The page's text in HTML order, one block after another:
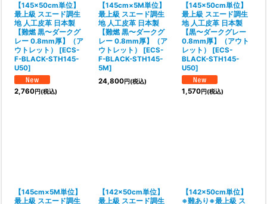
【145×50cm単位】
最上級 スエード調生
地 人工皮革 日本製
【難燃 黒〜ダークグ
レー 0.8mm厚】（ア
ウトレット）
[ECS-
F-BLACK-STH145-
U50]
2,760円(税込)
【145cm×5M単位】
最上級 スエード調生
地 人工皮革 日本製
【難燃 黒〜ダークグ
レー 0.8mm厚】（ア
ウトレット）
[ECS-
F-BLACK-STH145-
5M]
24,800円(税込)
【145×50cm単位】
最上級 スエード調生
地 人工皮革 日本製
【黒〜ダークグレー
0.8mm厚】（アウト
レット）
[ECS-
BLACK-STH145-
U50]
1,570円(税込)
【145cm×5M単位】
最上級 スエード調生
【142×50cm単位】
最上級 スエード調生
【142×50cm単位】
※難あり※最上級 ス